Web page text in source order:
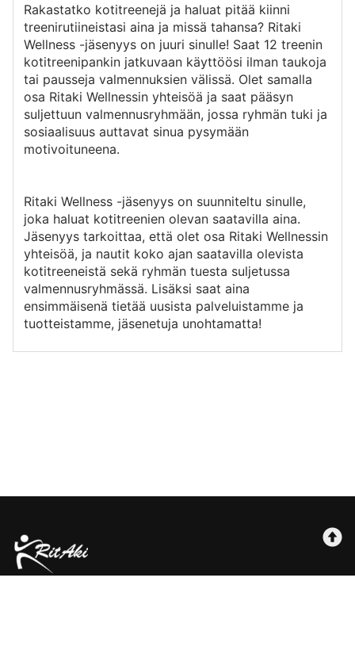
Rakastatko kotitreenejä ja haluat pitää kiinni
treenirutiineistasi aina ja missä tahansa? Ritaki
Wellness -jäsenyys on juuri sinulle! Saat 12 treenin
kotitreenipankin jatkuvaan käyttöösi ilman taukoja
tai pausseja valmennuksien välissä. Olet samalla
osa Ritaki Wellnessin yhteisöä ja saat pääsyn
suljettuun valmennusryhmään, jossa ryhmän tuki ja
sosiaalisuus auttavat sinua pysymään
motivoituneena.
Ritaki Wellness -jäsenyys on suunniteltu sinulle,
joka haluat kotitreenien olevan saatavilla aina.
Jäsenyys tarkoittaa, että olet osa Ritaki Wellnessin
yhteisöä, ja nautit koko ajan saatavilla olevista
kotitreeneistä sekä ryhmän tuesta suljetussa
valmennusryhmässä. Lisäksi saat aina
ensimmäisenä tietää uusista palveluistamme ja
tuotteistamme, jäsenetuja unohtamatta!